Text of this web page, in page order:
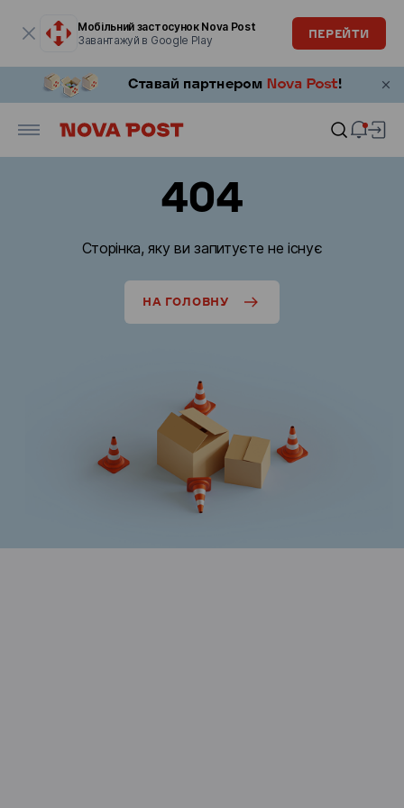
Мобільний застосунок Nova Post
Завантажуй в Google Play
ПЕРЕЙТИ
404
Сторінка, яку ви запитуєте не існує
НА ГОЛОВНУ